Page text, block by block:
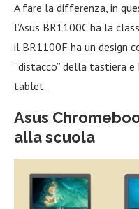
A fare la differenza, in
l’Asus BR1100C ha la
il BR1100F ha un design
“distacco” della tastiera
tablet.
Asus
alla scuola